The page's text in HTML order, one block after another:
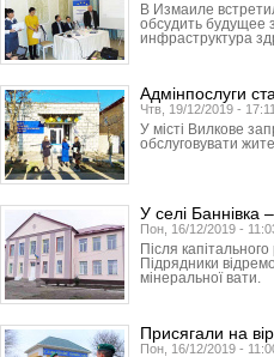
В Измаиле
обсудить будущее
инфраструктура
Адмінпослуги
Чтв, 19/12/2019 - 17:11
У місті Вилкове
обслуговувати
У селі Баннівка
Пон, 16/12/2019 -
Після
Підрядники
мінеральної вати.
Присягали на
Пон, 16/12/2019 -